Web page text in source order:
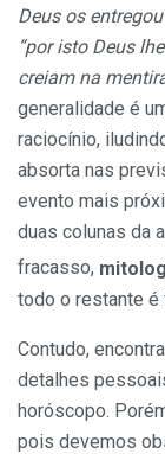
Deus os
“por isto Deus
creiam na
generalidade é
raciocí­nio,
absorta nas
evento mais
duas colunas da
fracasso,
todo o restante é
Contudo,
detalhes
horósco­po.
pois devemos